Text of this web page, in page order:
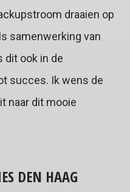
draaien op
samenwerking van
dit ook in de
succes. Ik wens de
naar dit mooie
DEN HAAG